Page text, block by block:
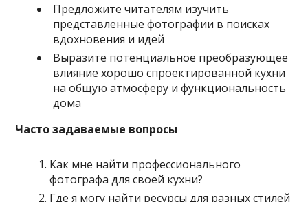
Предложите читателям изучить
представленные фотографии в поисках
вдохновения и идей
Выразите потенциальное преобразующее
влияние хорошо спроектированной кухни
на общую атмосферу и функциональность
дома
Часто задаваемые вопросы
Как мне найти профессионального
фотографа для своей кухни?
Где я могу найти ресурсы для разных стилей